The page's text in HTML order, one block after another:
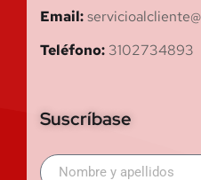
Email:
Teléfono: 3102734893
Suscríbase